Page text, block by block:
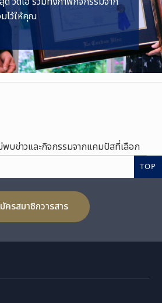
ไว้ให้คุณ
พบข่าวและกิจกรรมจากแคมปัสที่เลือก
TOP
ครสมาชิกวารสาร